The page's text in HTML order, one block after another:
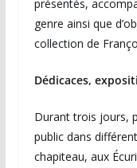
présentés,
genre ainsi que
collection de
Dédicaces,
Durant trois jours,
public dans
chapiteau, aux